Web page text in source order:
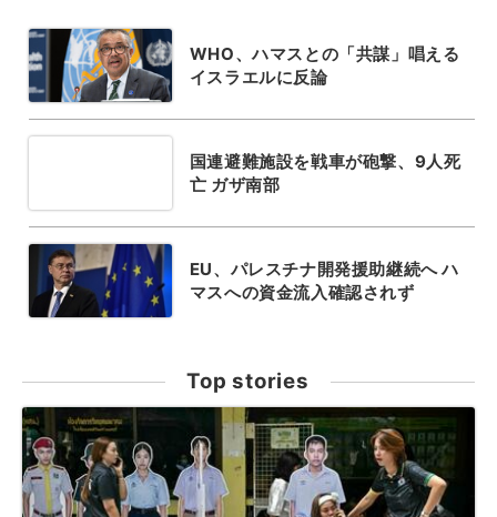
WHO、ハマスとの「共謀」唱える
イスラエルに反論
国連避難施設を戦車が砲撃、9人死
亡 ガザ南部
EU、パレスチナ開発援助継続へ ハ
マスへの資金流入確認されず
Top stories